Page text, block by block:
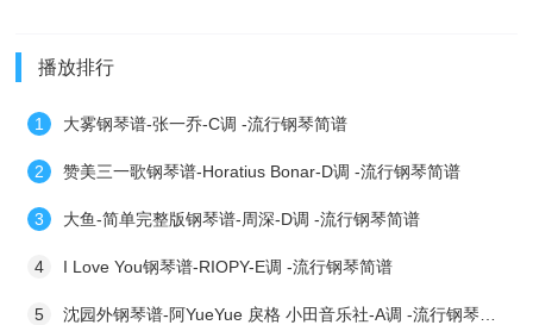
播放排行
1 大雾钢琴谱-张一乔-C调 -流行钢琴简谱
2 赞美三一歌钢琴谱-Horatius Bonar-D调 -流行钢琴简谱
3 大鱼-简单完整版钢琴谱-周深-D调 -流行钢琴简谱
4 I Love You钢琴谱-RIOPY-E调 -流行钢琴简谱
5 沈园外钢琴谱-阿YueYue 戾格 小田音乐社-A调 -流行钢琴简谱